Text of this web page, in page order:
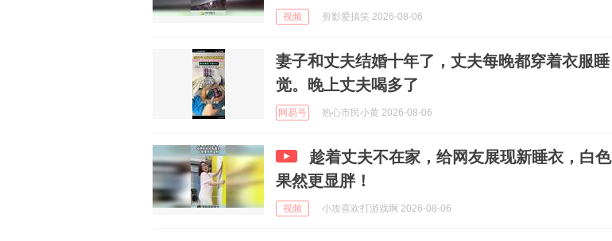
视频 剪影爱搞笑 2026-08-06
妻子和丈夫结婚十年了，丈夫每晚都穿着衣服睡
觉。晚上丈夫喝多了
网易号 热心市民小黄 2026-08-06
趁着丈夫不在家，给网友展现新睡衣，白色
果然更显胖！
视频 小攻喜欢打游戏啊 2026-08-06